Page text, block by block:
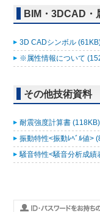
BIM・3DCAD・
3D CADシンボル
※属性情報について
その他技術資料
耐震強度計算書 (118KB)
振動特性<振動ﾚﾍﾞﾙ値>
騒音特性<騒音分析成績